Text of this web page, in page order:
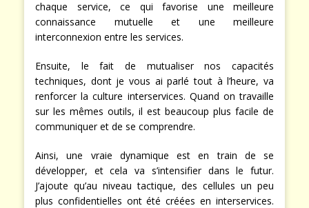
chaque service, ce qui favorise une meilleure
connaissance mutuelle et une meilleure
interconnexion entre les services.
Ensuite, le fait de mutualiser nos capacités
techniques, dont je vous ai parlé tout à l’heure, va
renforcer la culture interservices. Quand on travaille
sur les mêmes outils, il est beaucoup plus facile de
communiquer et de se comprendre.
Ainsi, une vraie dynamique est en train de se
développer, et cela va s’intensifier dans le futur.
J’ajoute qu’au niveau tactique, des cellules un peu
plus confidentielles ont été créées en interservices.